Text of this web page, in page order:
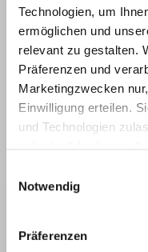
Technologien, um
ermöglichen und
relevant zu gestalten.
Präferenzen und
Marketingzwecken
Einwilligung erteilen.
und Technologien
Informationen zu von
Technologien sowie
Notwendig
Präferenzen
Unsere
Jahresabschluss,
und Kontrollsysteme,
haben aktuelle
Steuerberatung ›
Unsere Steuerberater